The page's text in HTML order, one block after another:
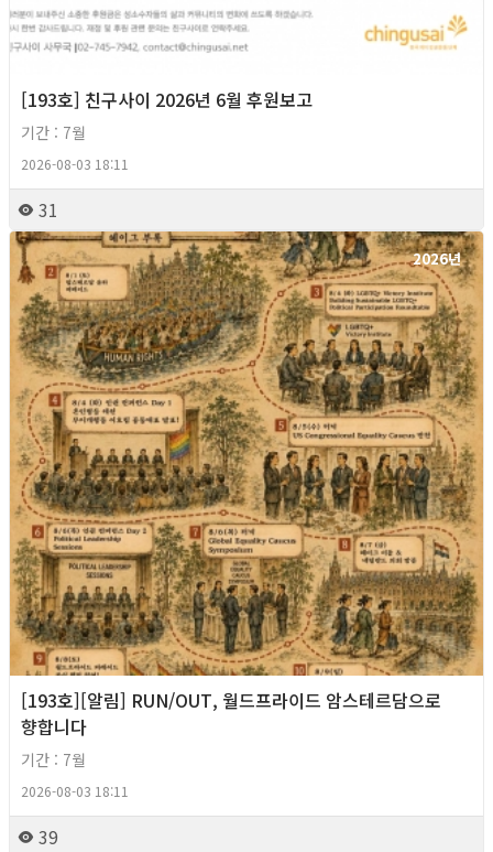
[193호] 친구사이 2026년 6월 후원보고
기간 : 7월
2026-08-03 18:11
31
2026년
[193호][알림] RUN/OUT, 월드프라이드 암스테르담으로
향합니다
기간 : 7월
2026-08-03 18:11
39